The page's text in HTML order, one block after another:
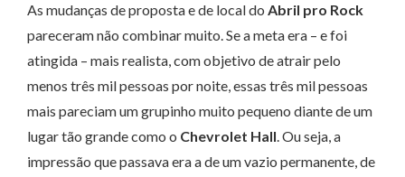
As mudanças de proposta e de local do Abril pro Rock
pareceram não combinar muito. Se a meta era – e foi
atingida – mais realista, com objetivo de atrair pelo
menos três mil pessoas por noite, essas três mil pessoas
mais pareciam um grupinho muito pequeno diante de um
lugar tão grande como o Chevrolet Hall. Ou seja, a
impressão que passava era a de um vazio permanente, de